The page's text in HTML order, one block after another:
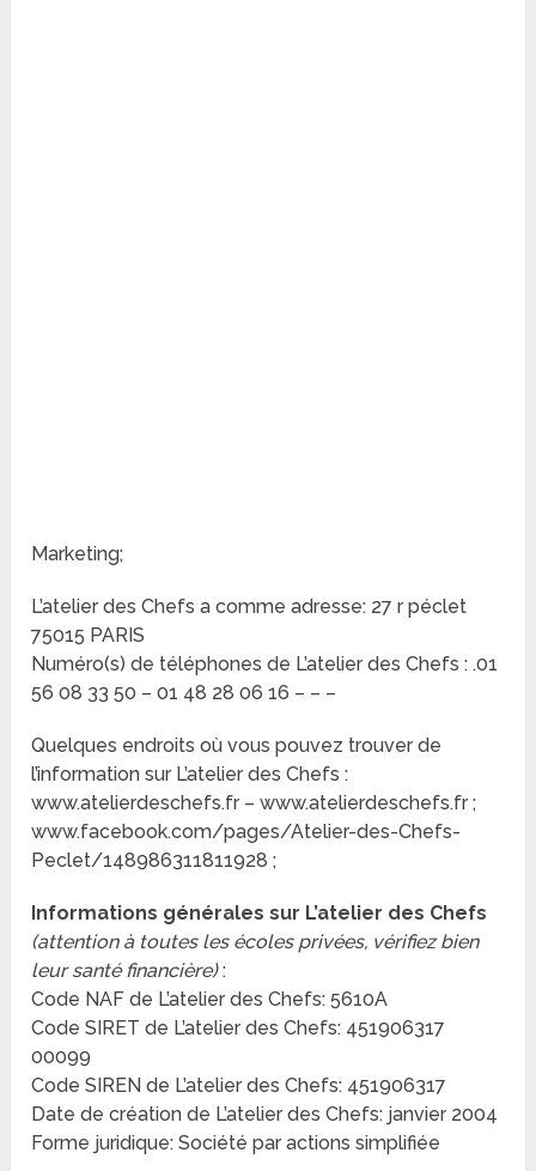
Marketing;
L’atelier des Chefs a comme adresse: 27 r péclet
75015 PARIS
Numéro(s) de téléphones de L’atelier des Chefs : .01
56 08 33 50 – 01 48 28 06 16 – – –
Quelques endroits où vous pouvez trouver de
l’information sur L’atelier des Chefs :
www.atelierdeschefs.fr – www.atelierdeschefs.fr ;
www.facebook.com/pages/Atelier-des-Chefs-
Peclet/148986311811928 ;
Informations générales sur L’atelier des Chefs
(attention à toutes les écoles privées, vérifiez bien
leur santé financière):
Code NAF de L’atelier des Chefs: 5610A
Code SIRET de L’atelier des Chefs: 451906317
00099
Code SIREN de L’atelier des Chefs: 451906317
Date de création de L’atelier des Chefs: janvier 2004
Forme juridique: Société par actions simplifiée